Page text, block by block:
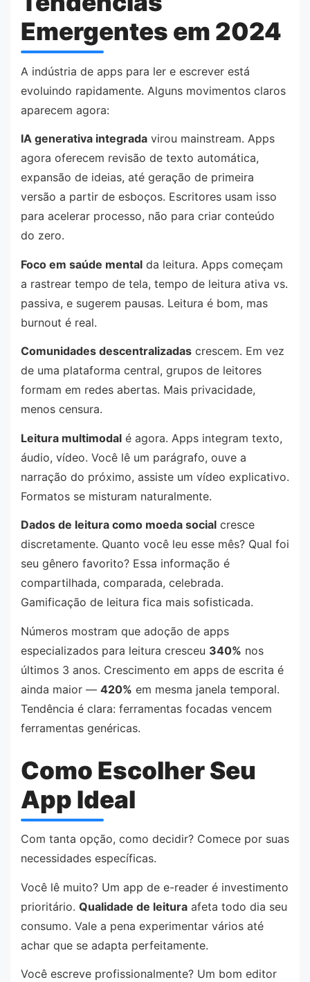
Emergentes em 2024
A indústria de apps para ler e escrever está
evoluindo rapidamente. Alguns movimentos claros
aparecem agora:
IA generativa integrada virou mainstream. Apps
agora oferecem revisão de texto automática,
expansão de ideias, até geração de primeira
versão a partir de esboços. Escritores usam isso
para acelerar processo, não para criar conteúdo
do zero.
Foco em saúde mental da leitura. Apps começam
a rastrear tempo de tela, tempo de leitura ativa vs.
passiva, e sugerem pausas. Leitura é bom, mas
burnout é real.
Comunidades descentralizadas crescem. Em vez
de uma plataforma central, grupos de leitores
formam em redes abertas. Mais privacidade,
menos censura.
Leitura multimodal é agora. Apps integram texto,
áudio, vídeo. Você lê um parágrafo, ouve a
narração do próximo, assiste um vídeo explicativo.
Formatos se misturam naturalmente.
Dados de leitura como moeda social cresce
discretamente. Quanto você leu esse mês? Qual foi
seu gênero favorito? Essa informação é
compartilhada, comparada, celebrada.
Gamificação de leitura fica mais sofisticada.
Números mostram que adoção de apps
especializados para leitura cresceu 340% nos
últimos 3 anos. Crescimento em apps de escrita é
ainda maior — 420% em mesma janela temporal.
Tendência é clara: ferramentas focadas vencem
ferramentas genéricas.
Como Escolher Seu
App Ideal
Com tanta opção, como decidir? Comece por suas
necessidades específicas.
Você lê muito? Um app de e-reader é investimento
prioritário. Qualidade de leitura afeta todo dia seu
consumo. Vale a pena experimentar vários até
achar que se adapta perfeitamente.
Você escreve profissionalmente? Um bom editor